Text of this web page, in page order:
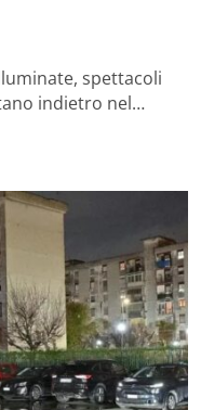
spettacoli
indietro nel…